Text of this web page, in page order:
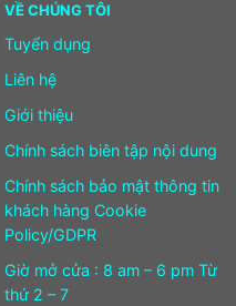
VỀ CHÚNG TÔI
Tuyển dụng
Liên hệ
Giới thiệu
Chính sách biên tập nội dung
Chính sách bảo mật thông tin
khách hàng Cookie
Policy/GDPR
Giờ mở cửa : 8 am – 6 pm Từ
thứ 2 – 7